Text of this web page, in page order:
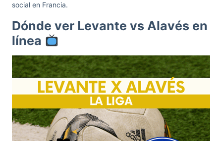
social en Francia.
Dónde ver Levante vs Alavés en
línea